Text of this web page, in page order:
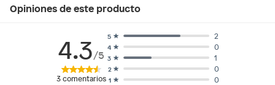
Opiniones de este producto
4.3/5
3 comentarios 1 0
2 0
3 1
4 0
5 2